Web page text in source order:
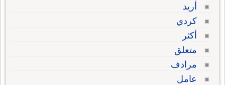
أريد
كردي
أكثر
متعلق
مرادف
عامل